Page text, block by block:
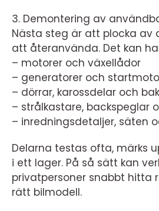
3. Demontering av
Nästa steg är att plocka av
att återanvända. Det kan
– motorer och växellådor
– generatorer och
– dörrar, karossdelar och
– strålkastare, backspeglar
– inredningsdetaljer, säten
Delarna testas ofta, märks
i ett lager. På så sätt kan
privatpersoner snabbt hitta
rätt bilmodell.